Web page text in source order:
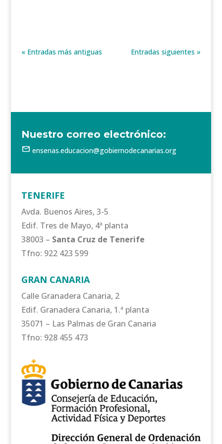
« Entradas más antiguas Entradas siguientes »
Nuestro correo electrónico:
mail ensenas.educacion@gobiernodecanarias.org
TENERIFE
Avda. Buenos Aires, 3-5
Edif. Tres de Mayo, 4ª planta
38003 – Santa Cruz de Tenerife
Tfno: 922 423 599
GRAN CANARIA
Calle Granadera Canaria, 2
Edif. Granadera Canaria, 1.ª planta
35071 – Las Palmas de Gran Canaria
Tfno: 928 455 473